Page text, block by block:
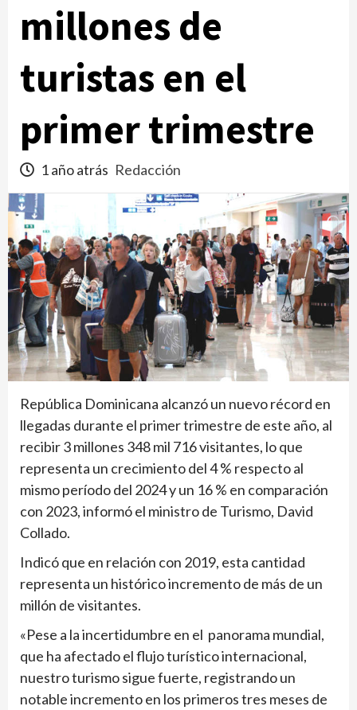
millones de
turistas en el
primer trimestre
1 año atrás Redacción
República Dominicana alcanzó un nuevo récord en
llegadas durante el primer trimestre de este año, al
recibir 3 millones 348 mil 716 visitantes, lo que
representa un crecimiento del 4 % respecto al
mismo período del 2024 y un 16 % en comparación
con 2023, informó el ministro de Turismo, David
Collado.
Indicó que en relación con 2019, esta cantidad
representa un histórico incremento de más de un
millón de visitantes.
«Pese a la incertidumbre en el panorama mundial,
que ha afectado el flujo turístico internacional,
nuestro turismo sigue fuerte, registrando un
notable incremento en los primeros tres meses de